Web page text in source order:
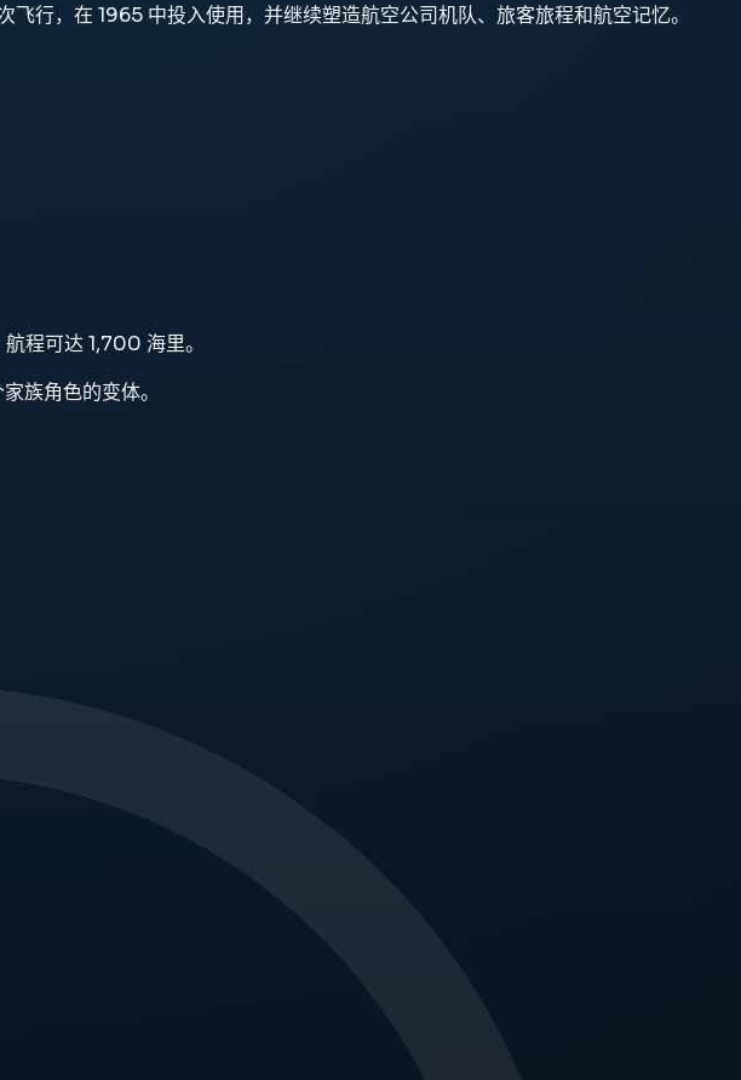
在 1965 中投入使用，并继续塑造航空公司机队、旅客旅程和航空记忆。
程可达 1,700 海里。
族角色的变体。